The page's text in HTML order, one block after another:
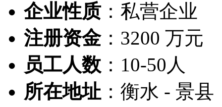
企业性质： 私营企业
注册资金： 3200 万元
员工人数 ： 10-50人
所在地址 ： 衡水 - 景县